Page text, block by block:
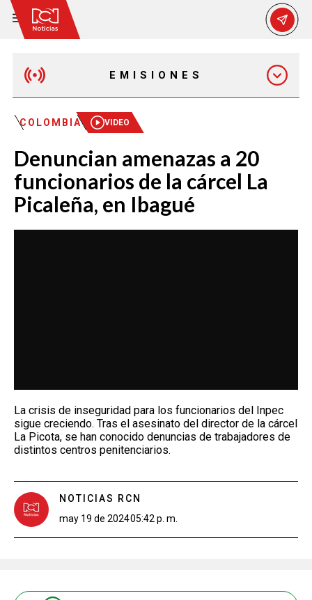
EMISIONES
EMISIÓN 12:30 PM
EMISIÓN 7:00 PM
COLOMBIA VIDEO
Denuncian amenazas a 20
funcionarios de la cárcel La
Picaleña, en Ibagué
La crisis de inseguridad para los funcionarios del Inpec
sigue creciendo. Tras el asesinato del director de la cárcel
La Picota, se han conocido denuncias de trabajadores de
distintos centros penitenciarios.
NOTICIAS RCN
may 19 de 202405:42 p. m.